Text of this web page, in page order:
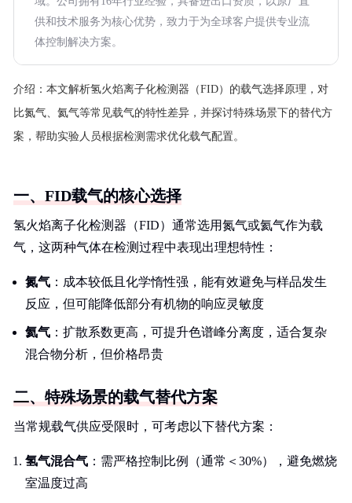
供和技术服务为核心优势，致力于为全球客户提供专业流
体控制解决方案。
介绍： 本文解析氢火焰离子化检测器（FID）的载气选择原理，对
比氮气、氦气等常见载气的特性差异，并探讨特殊场景下的替代方
案，帮助实验人员根据检测需求优化载气配置。
一、FID载气的核心选择
氢火焰离子化检测器（FID）通常选用氮气或氦气作为载
气，这两种气体在检测过程中表现出理想特性：
氮气 ：成本较低且化学惰性强，能有效避免与样品发生
反应，但可能降低部分有机物的响应灵敏度
氦气 ：扩散系数更高，可提升色谱峰分离度，适合复杂
混合物分析，但价格昂贵
二、特殊场景的载气替代方案
当常规载气供应受限时，可考虑以下替代方案：
氢气混合气 ：需严格控制比例（通常＜30%），避免燃烧
室温度过高